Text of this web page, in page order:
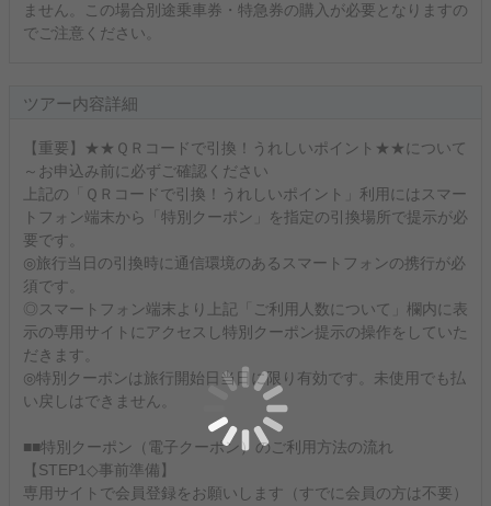
ません。この場合別途乗車券・特急券の購入が必要となりますの
でご注意ください。
ツアー内容詳細
【重要】★★ＱＲコードで引換！うれしいポイント★★について
～お申込み前に必ずご確認ください
上記の「ＱＲコードで引換！うれしいポイント」利用にはスマー
トフォン端末から「特別クーポン」を指定の引換場所で提示が必
要です。
◎旅行当日の引換時に通信環境のあるスマートフォンの携行が必
須です。
◎スマートフォン端末より上記「ご利用人数について」欄内に表
示の専用サイトにアクセスし特別クーポン提示の操作をしていた
だきます。
◎特別クーポンは旅行開始日当日に限り有効です。未使用でも払
い戻しはできません。
■■特別クーポン（電子クーポン）のご利用方法の流れ
【STEP1◇事前準備】
専用サイトで会員登録をお願いします（すでに会員の方は不要）